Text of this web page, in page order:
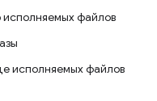
файлов
исполняемых файлов